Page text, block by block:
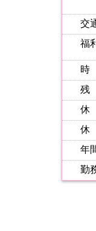
交
福
時
残
休
休
年
勤